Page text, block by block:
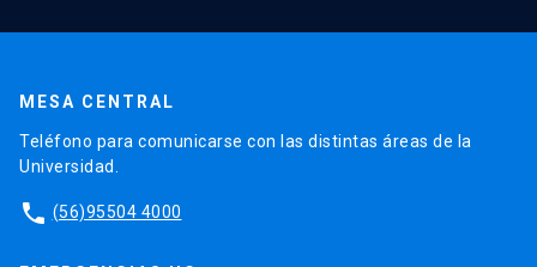
MESA CENTRAL
Teléfono para comunicarse con las distintas áreas de la
Universidad.
phone (56)95504 4000